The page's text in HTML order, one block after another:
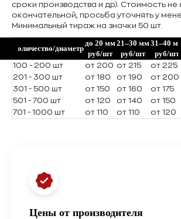
сроки производства и др). Стоимость не
окончательной, просьба уточнять у
Минимальный тираж на значки 50 шт.
Количество/диаметр
до 20 мм
руб/шт
21–30 мм
руб/шт
31–40 мм
руб/шт
100 - 200 шт от 200 от 215
от 225
201 - 300 шт
от 180 от 190
от 200
301 - 500 шт
от 150 от 160
от 175
501 - 700 шт
от 120 от 140
от 150
701 - 1000 шт
от 110 от 110 от 120
Цены от производителя